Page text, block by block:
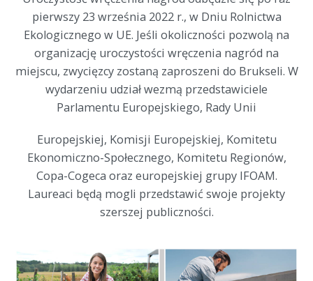
pierwszy 23 września 2022 r., w Dniu Rolnictwa
Ekologicznego w UE. Jeśli okoliczności pozwolą na
organizację uroczystości wręczenia nagród na
miejscu, zwycięzcy zostaną zaproszeni do Brukseli. W
wydarzeniu udział wezmą przedstawiciele
Parlamentu Europejskiego, Rady Unii
Europejskiej, Komisji Europejskiej, Komitetu
Ekonomiczno-Społecznego, Komitetu Regionów,
Copa-Cogeca oraz europejskiej grupy IFOAM.
Laureaci będą mogli przedstawić swoje projekty
szerszej publiczności.